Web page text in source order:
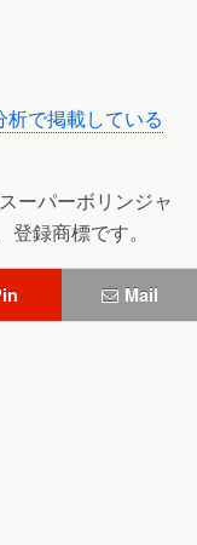
析で掲載している
ーパーボリンジャ
録商標です。
Mail